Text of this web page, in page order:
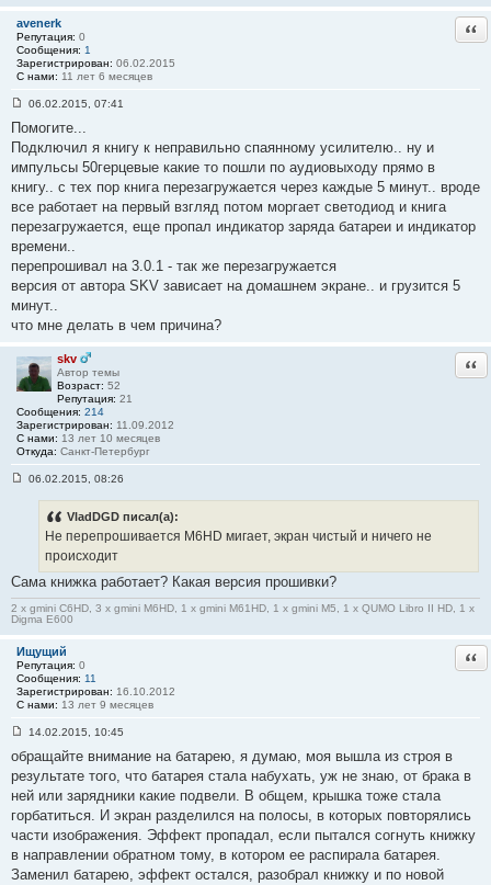
и
е
#
1
8
avenerk
Репутация: 0
Сообщения: 1
Зарегистрирован: 06.02.2015
С нами: 11 лет 6 месяцев
о
б
щ
н
и
#
1
4
06.02.2015, 07:41
Помогите...
Подключил я книгу к неправильно спаянному усилителю.. ну и
импульсы 50герцевые какие то пошли по аудиовыходу прямо в
книгу.. с тех пор книга перезагружается через каждые 5 минут.. вроде
все работает на первый взгляд потом моргает светодиод и книга
перезагружается, еще пропал индикатор заряда батареи и индикатор
времени..
перепрошивал на 3.0.1 - так же перезагружается
версия от автора SKV зависает на домашнем экране.. и грузится 5
минут..
что мне делать в чем причина?
skv
Автор темы
Возраст: 52
Репутация: 21
Сообщения: 214
Зарегистрирован: 11.09.2012
С нами: 13 лет 10 месяцев
Откуда: Санкт-Петербург
и
#
1
8
5
06.02.2015, 08:26
VladDGD писал(а):
Не перепрошивается M6HD мигает, экран чистый и ничего не
происходит
Сама книжка работает? Какая версия прошивки?
2 x gmini C6HD, 3 x gmini M6HD, 1 x gmini M61HD, 1 x gmini M5, 1 x QUMO Libro II HD, 1 x
Digma E600
Ищущий
Репутация: 0
Сообщения: 11
Зарегистрирован: 16.10.2012
С нами: 13 лет 9 месяцев
о
о
б
щ
н
и
#
1
14.02.2015, 10:45
обращайте внимание на батарею, я думаю, моя вышла из строя в
результате того, что батарея стала набухать, уж не знаю, от брака в
ней или зарядники какие подвели. В общем, крышка тоже стала
горбатиться. И экран разделился на полосы, в которых повторялись
части изображения. Эффект пропадал, если пытался согнуть книжку
в направлении обратном тому, в котором ее распирала батарея.
Заменил батарею, эффект остался, разобрал книжку и по новой